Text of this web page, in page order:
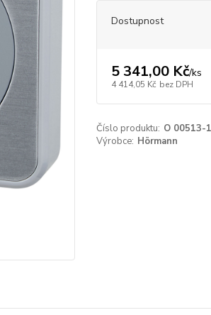
Dostupnost
5 341,00 Kč/ks
4 414,05 Kč bez DPH
Číslo produktu: O 00513-1
Výrobce: Hörmann